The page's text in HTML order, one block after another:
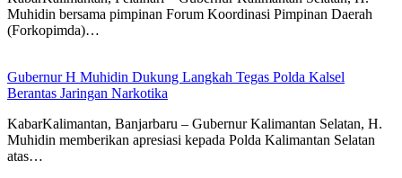
Muhidin bersama pimpinan Forum Koordinasi Pimpinan Daerah
(Forkopimda)…
Gubernur H Muhidin Dukung Langkah Tegas Polda Kalsel
Berantas Jaringan Narkotika
KabarKalimantan, Banjarbaru – Gubernur Kalimantan Selatan, H.
Muhidin memberikan apresiasi kepada Polda Kalimantan Selatan
atas…